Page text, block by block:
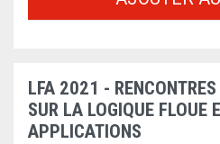
LFA 2021 -
SUR LA LOGIQUE FLOUE
APPLICATIONS